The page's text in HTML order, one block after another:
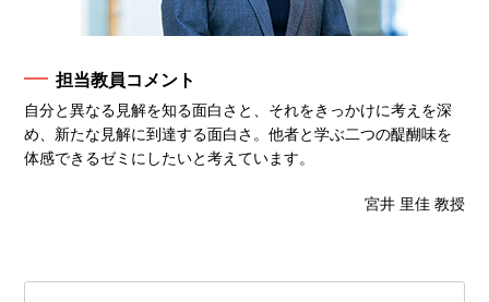
担当教員コメント
自分と異なる見解を知る面白さと、それをきっかけに考えを深
め、新たな見解に到達する面白さ。他者と学ぶ二つの醍醐味を
体感できるゼミにしたいと考えています。
宮井 里佳 教授